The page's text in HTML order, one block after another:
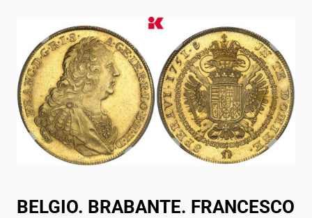
BELGIO. BRABANTE. FRANCESCO